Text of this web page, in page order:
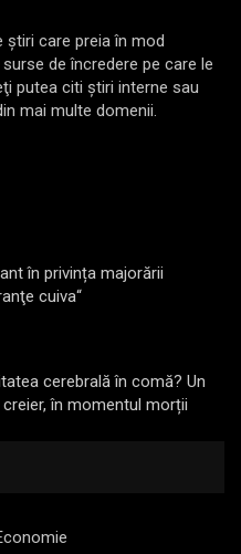
ştiri care preia în mod
de încredere pe care le
putea citi ştiri interne sau
mai multe domenii.
în privința majorării
cuiva“
cerebrală în comă? Un
în momentul morții